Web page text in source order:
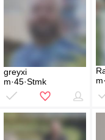
greyxi
m·45·Stmk